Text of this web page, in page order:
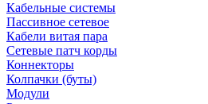
Кабельные системы
Пассивное сетевое
Кабели витая пара
Сетевые патч корды
Коннекторы
Колпачки (буты)
Модули